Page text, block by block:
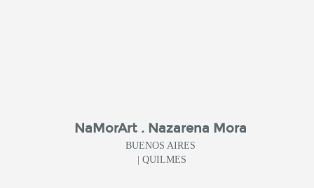
NaMorArt . Nazarena Mora
BUENOS AIRES
| QUILMES